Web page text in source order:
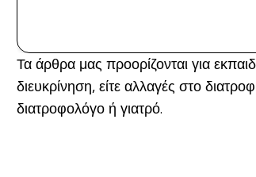
Τα άρθρα μας προορίζονται για
διευκρίνηση, είτε αλλαγές στο
διατροφολόγο ή γιατρό.